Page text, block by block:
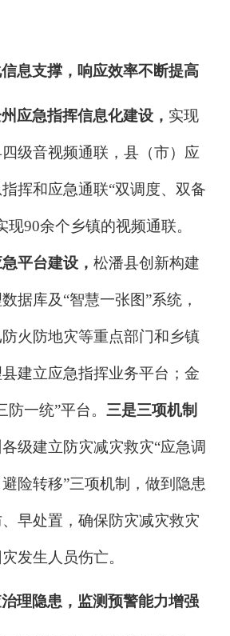
信息支撑 ，响应效率不断提高
应急指挥信息化建设， 实现
级音视频通联，县（市）应
挥和应急通联“双调度、双备
现90余个乡镇的视频通联。
平台建设， 松潘县创新构建
据库及“智慧一张图”系统，
火防地灾等重点部门和乡镇
建立应急指挥业务平台；金
防一统”平台。 三是三项机制
级建立防灾减灾救灾“应急调
险转移”三项机制，做到隐患
早处置，确保防灾减灾救灾
发生人员伤亡。
治理隐患，监测预警能力增强